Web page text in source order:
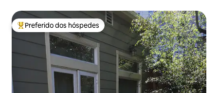
Entre os melhores preferidos dos hóspedes
Preferido dos hóspedes